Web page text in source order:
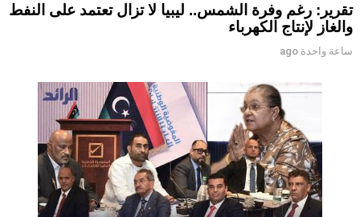
تقرير: رغم وفرة الشمس.. ليبيا لا تزال تعتمد على النفط
والغاز لإنتاج الكهرباء
ساعة واحدة ago